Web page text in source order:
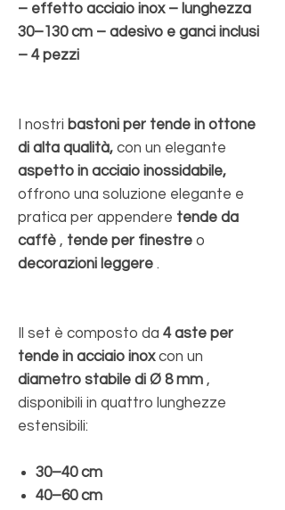
– effetto acciaio inox – lunghezza
30–130 cm – adesivo e ganci inclusi
– 4 pezzi
I nostri bastoni per tende in ottone
di alta qualità, con un elegante
aspetto in acciaio inossidabile,
offrono una soluzione elegante e
pratica per appendere tende da
caffè , tende per finestre o
decorazioni leggere .
Il set è composto da 4 aste per
tende in acciaio inoxcon un
diametro stabile di Ø 8 mm ,
disponibili in quattro lunghezze
estensibili:
30–40 cm
40–60 cm